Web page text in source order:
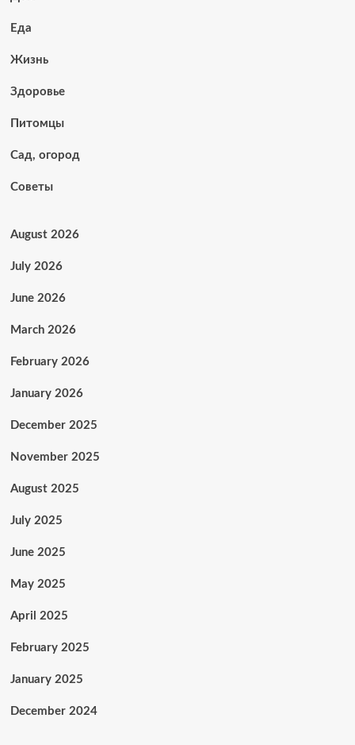
Еда
Жизнь
Здоровье
Питомцы
Сад, огород
Советы
August 2026
July 2026
June 2026
March 2026
February 2026
January 2026
December 2025
November 2025
August 2025
July 2025
June 2025
May 2025
April 2025
February 2025
January 2025
December 2024